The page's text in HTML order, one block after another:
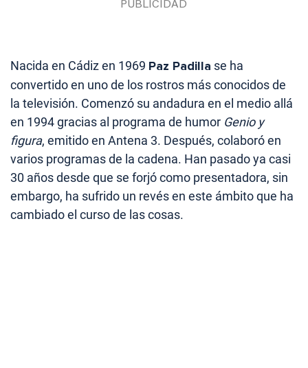
Nacida en Cádiz en 1969 Paz Padilla se ha
convertido en uno de los rostros más conocidos de
la televisión. Comenzó su andadura en el medio allá
en 1994 gracias al programa de humor Genio y
figura, emitido en Antena 3. Después, colaboró en
varios programas de la cadena. Han pasado ya casi
30 años desde que se forjó como presentadora, sin
embargo, ha sufrido un revés en este ámbito que ha
cambiado el curso de las cosas.